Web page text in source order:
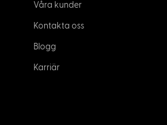
Våra kunder
Kontakta oss
Blogg
Karriär